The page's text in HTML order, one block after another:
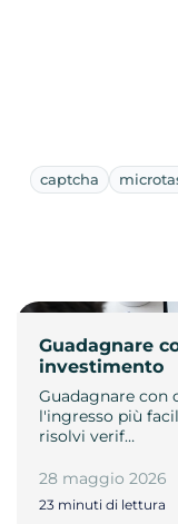
captcha
Guadagnare
investimento
Guadagnare con
l'ingresso più
risolvi verif…
28 maggio 2026
23 minuti di lettura